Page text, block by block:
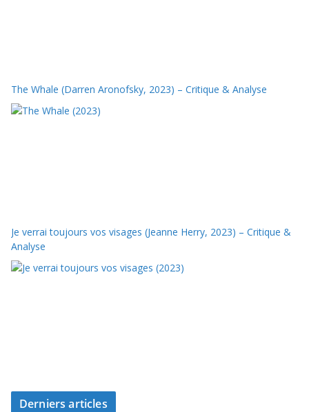
The Whale (Darren Aronofsky, 2023) – Critique & Analyse
Je verrai toujours vos visages (Jeanne Herry, 2023) – Critique &
Analyse
Derniers articles